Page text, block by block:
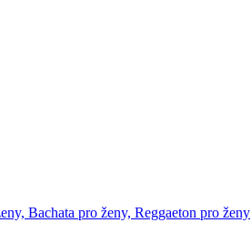
Bachata pro ženy, Reggaeton pro ženy